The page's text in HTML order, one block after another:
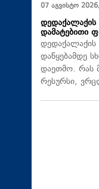
07 აგვისტო 2026,
დედაქალაქის
დამატებითი
დედაქალაქის
დაწყებამდე
დაეთმო. რას
რესურსი,